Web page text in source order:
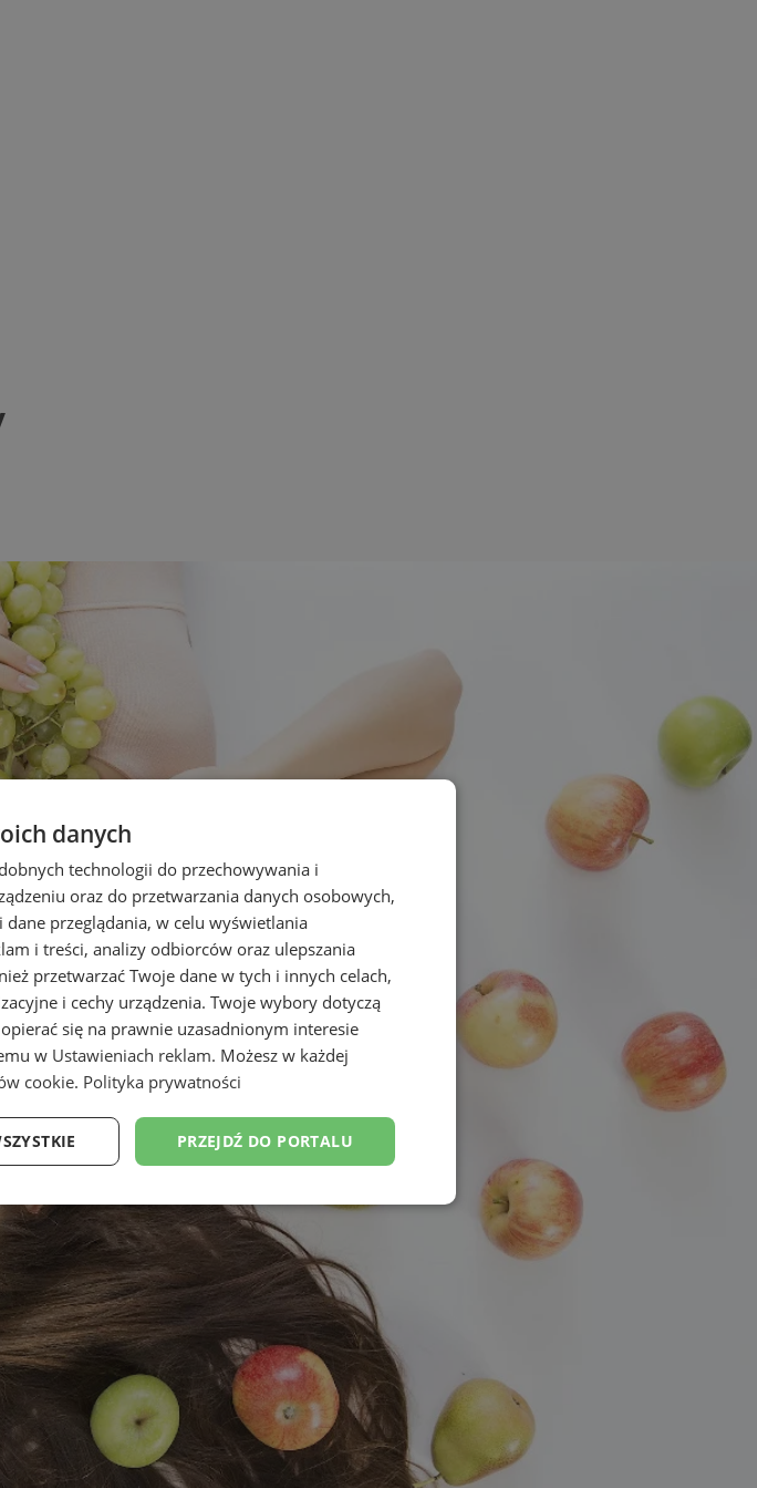
danych
technologii do przechowywania i
oraz do przetwarzania danych osobowych,
przeglądania, w celu wyświetlania
i treści, analizy odbiorców oraz ulepszania
przetwarzać Twoje dane w tych i innych celach,
i cechy urządzenia. Twoje wybory dotyczą
się na prawnie uzasadnionym interesie
w Ustawieniach reklam. Możesz w każdej
cookie. Polityka prywatności
PRZEJDŹ DO PORTALU
Funkcjonalność Niesklasyfikowane
Funkcjonalność Niesklasyfikowane
funkcji strony internetowej, takich jak logowanie użytkownika i
prawidłowo korzystać ze strony internetowej.
Okres
Opis